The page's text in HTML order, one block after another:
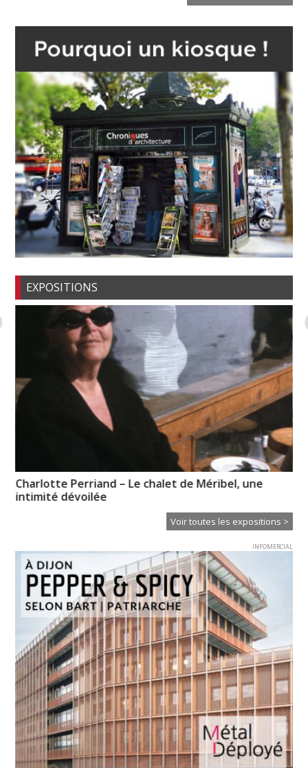
EXPOSITIONS
Charlotte Perriand – Le chalet de Méribel, une
intimité dévoilée
Voir toutes les expositions >
INFOMERCIAL